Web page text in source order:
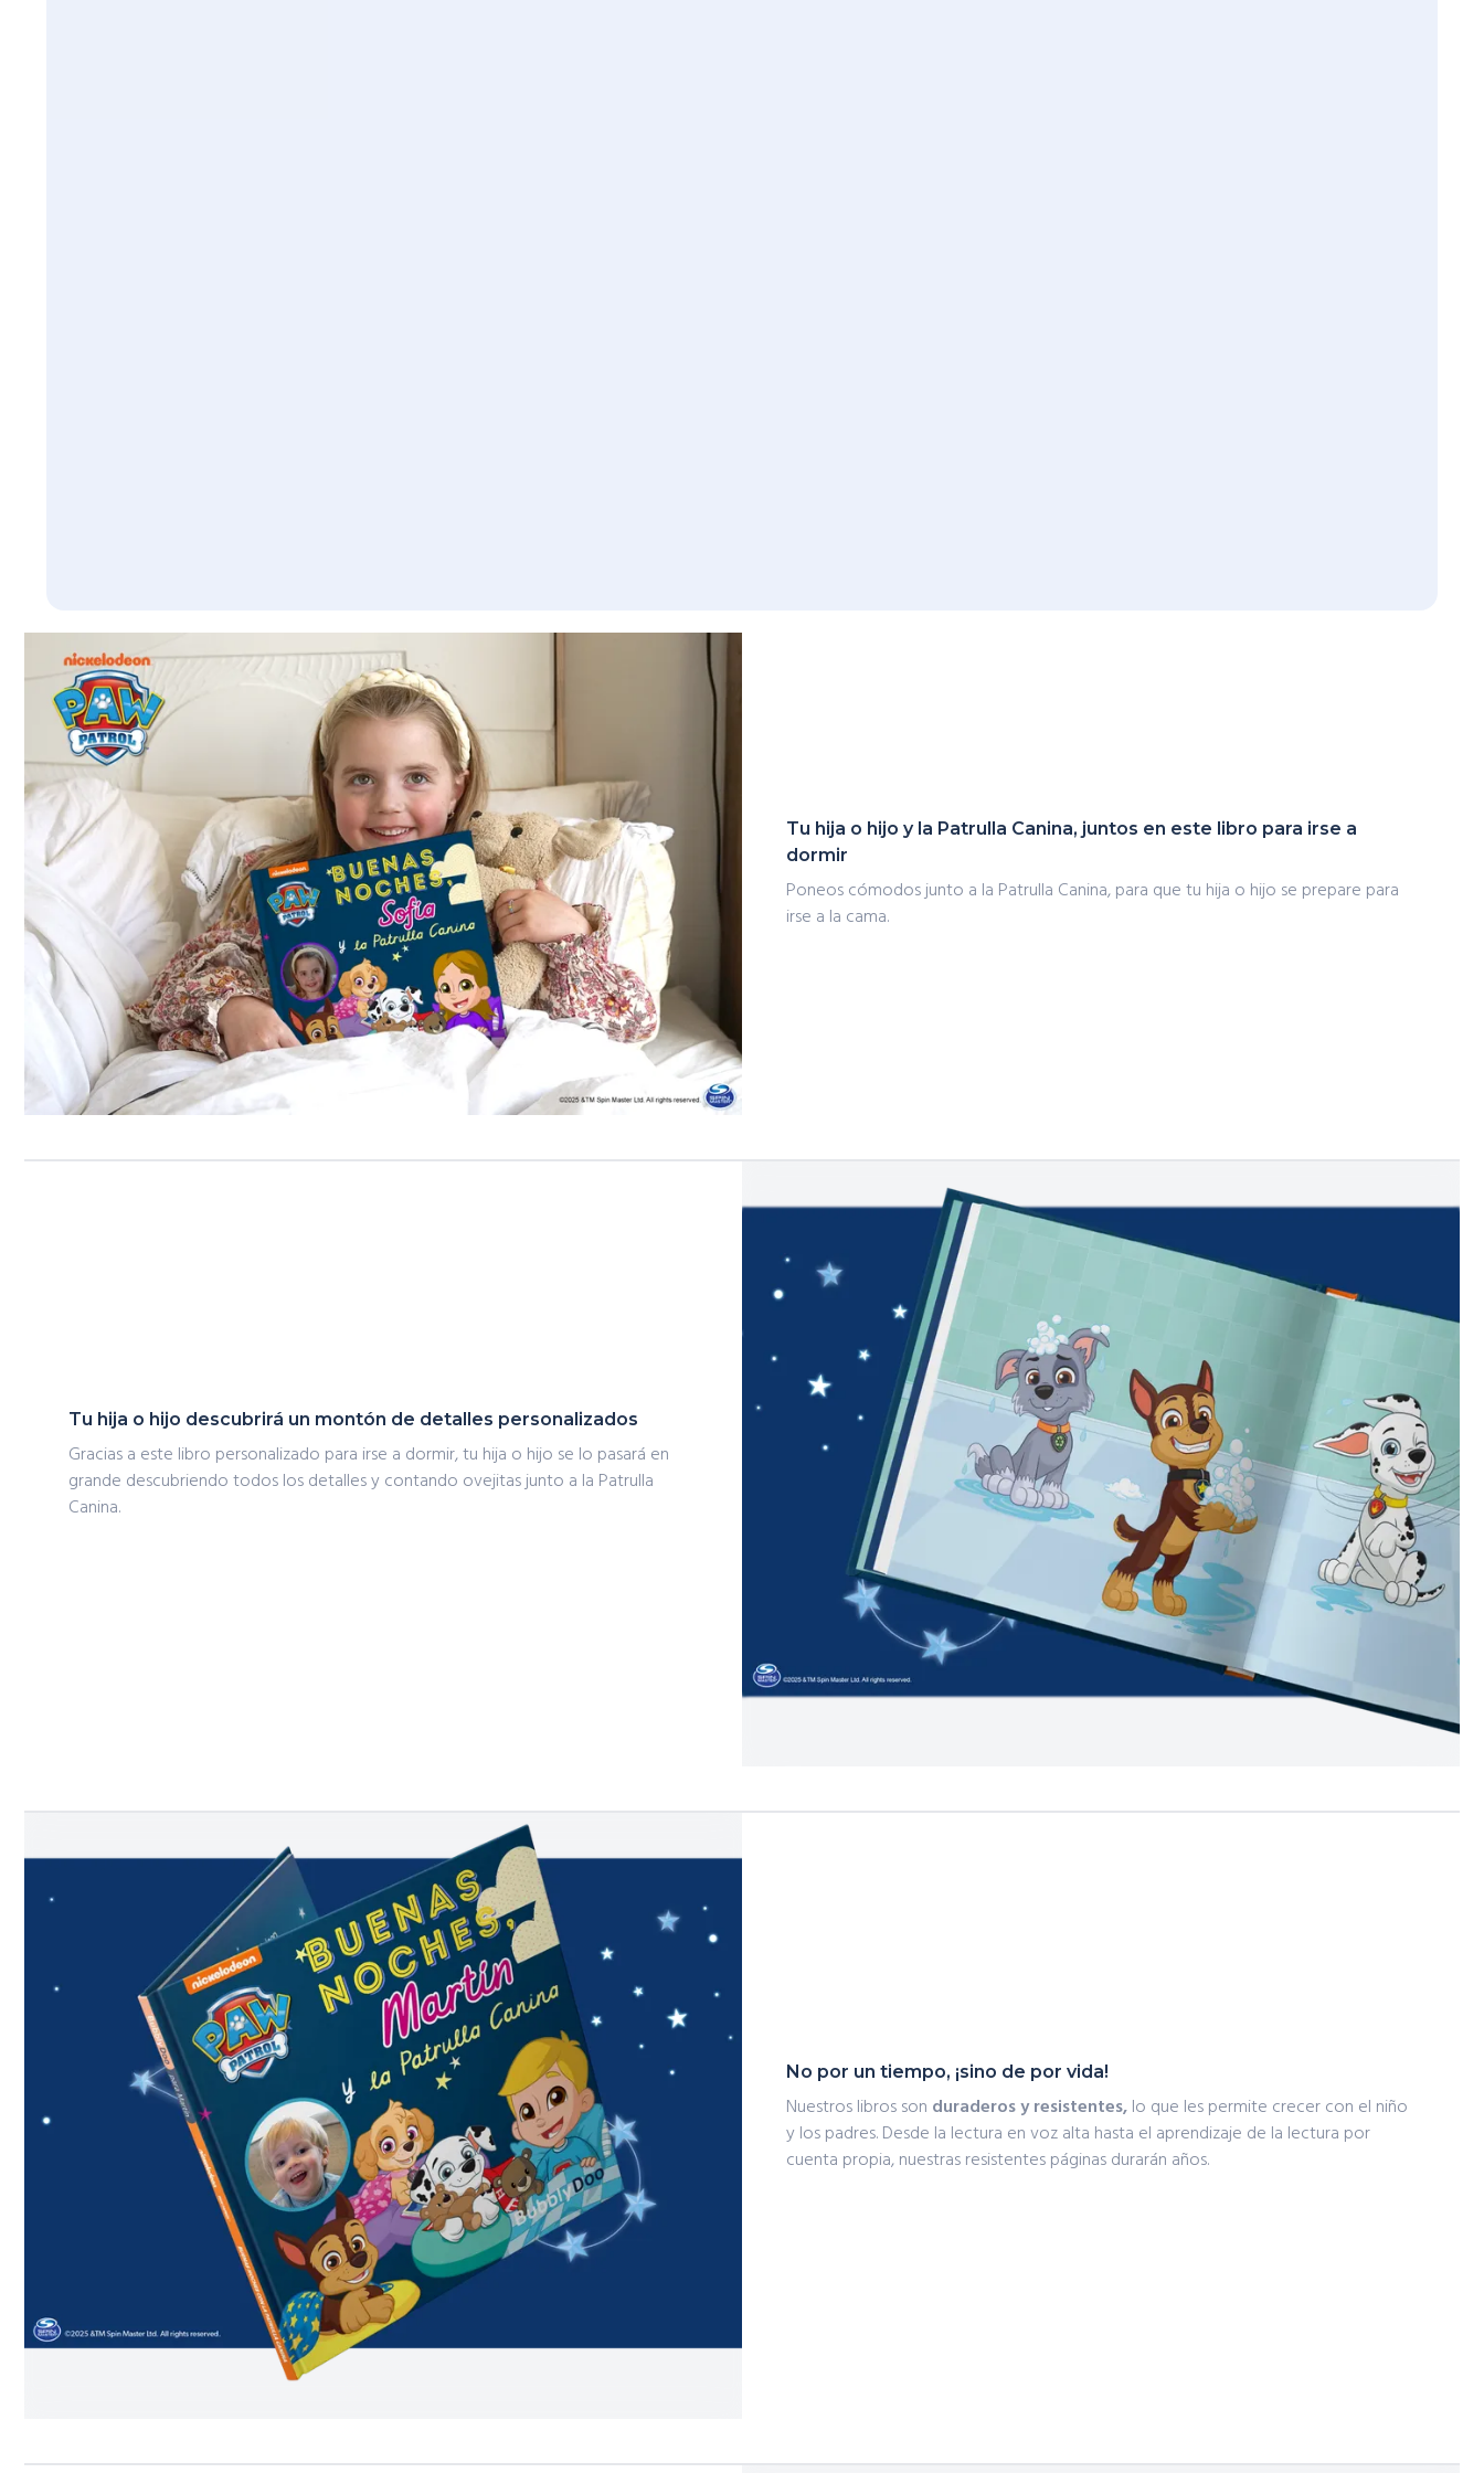
Tu hija o hijo y la Patrulla Canina, juntos en este libro para irse a
dormir
Poneos cómodos junto a la Patrulla Canina, para que tu hija o hijo se prepare para
irse a la cama.
Tu hija o hijo descubrirá un montón de detalles personalizados
Gracias a este libro personalizado para irse a dormir, tu hija o hijo se lo pasará en
grande descubriendo todos los detalles y contando ovejitas junto a la Patrulla
Canina.
No por un tiempo, ¡sino de por vida!
Nuestros libros son duraderos y resistentes,lo que les permite crecer con el niño
y los padres. Desde la lectura en voz alta hasta el aprendizaje de la lectura por
cuenta propia, nuestras resistentes páginas durarán años.